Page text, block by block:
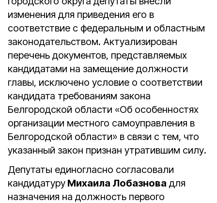
изменения для приведения его в
соответствие с федеральным и областным
законодательством. Актуализирован
перечень документов, представляемых
кандидатами на замещение должности
главы, исключено условие о соответствии
кандидата требованиям закона
Белгородской области «Об особенностях
организации местного самоуправления в
Белгородской области» в связи с тем, что
указанный закон признан утратившим силу.
Депутаты единогласно согласовали
кандидатуру Михаила Лобазнова для
назначения на должность первого